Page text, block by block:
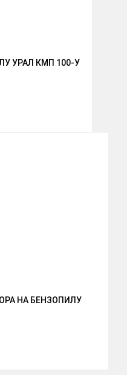
УРАЛ КМП 100-У
НА БЕНЗОПИЛУ